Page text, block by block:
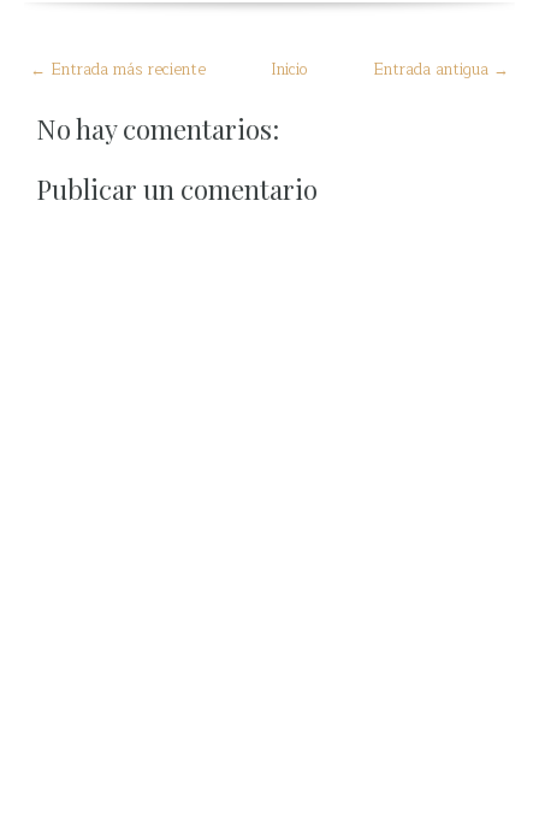
← Entrada más reciente Entrada antigua →
Inicio
No hay comentarios:
Publicar un comentario